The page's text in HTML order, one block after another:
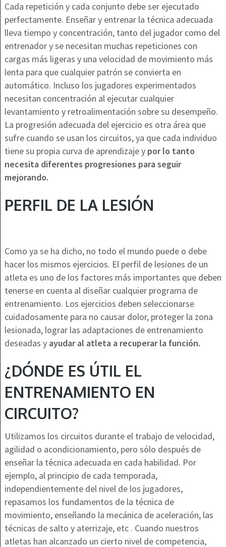
Cada repetición y cada conjunto debe ser ejecutado
perfectamente. Enseñar y entrenar la técnica adecuada
lleva tiempo y concentración, tanto del jugador como del
entrenador y se necesitan muchas repeticiones con
cargas más ligeras y una velocidad de movimiento más
lenta para que cualquier patrón se convierta en
automático. Incluso los jugadores experimentados
necesitan concentración al ejecutar cualquier
levantamiento y retroalimentación sobre su desempeño.
La progresión adecuada del ejercicio es otra área que
sufre cuando se usan los circuitos, ya que cada individuo
tiene su propia curva de aprendizaje y por lo tanto
necesita diferentes progresiones para seguir
mejorando.
PERFIL DE LA LESIÓN
Como ya se ha dicho, no todo el mundo puede o debe
hacer los mismos ejercicios. El perfil de lesiones de un
atleta es uno de los factores más importantes que deben
tenerse en cuenta al diseñar cualquier programa de
entrenamiento. Los ejercicios deben seleccionarse
cuidadosamente para no causar dolor, proteger la zona
lesionada, lograr las adaptaciones de entrenamiento
deseadas yayudar al atleta a recuperar la función.
¿DÓNDE ES ÚTIL EL
ENTRENAMIENTO EN
CIRCUITO?
Utilizamos los circuitos durante el trabajo de velocidad,
agilidad o acondicionamiento, pero sólo después de
enseñar la técnica adecuada en cada habilidad. Por
ejemplo, al principio de cada temporada,
independientemente del nivel de los jugadores,
repasamos los fundamentos de la técnica de
movimiento, enseñando la mecánica de aceleración, las
técnicas de salto y aterrizaje, etc . Cuando nuestros
atletas han alcanzado un cierto nivel de competencia,